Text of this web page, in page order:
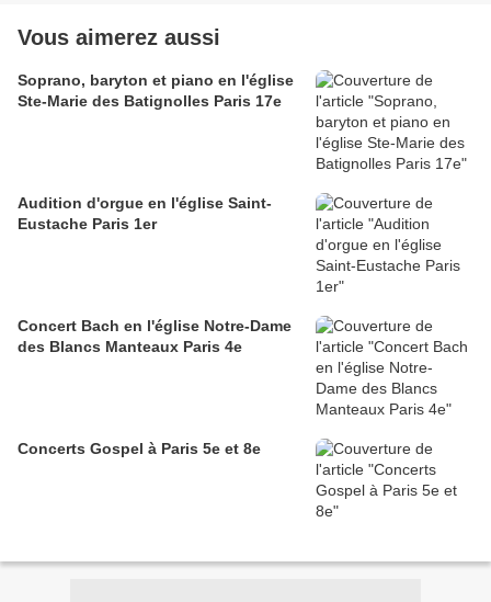
Vous aimerez aussi
Soprano, baryton et piano en l'église
Ste-Marie des Batignolles Paris 17e
Audition d'orgue en l'église Saint-
Eustache Paris 1er
Concert Bach en l'église Notre-Dame
des Blancs Manteaux Paris 4e
Concerts Gospel à Paris 5e et 8e